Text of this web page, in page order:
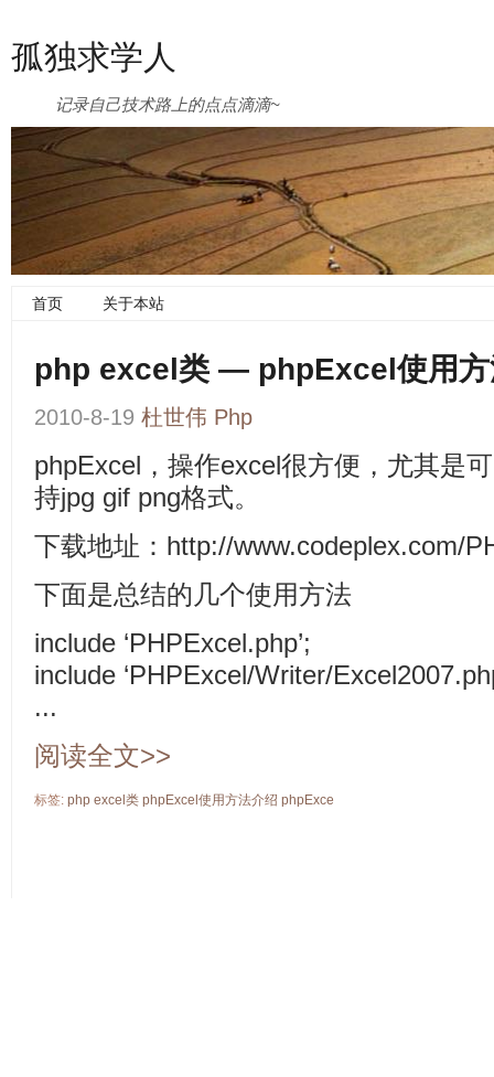
孤独求学人
记录自己技术路上的点点滴滴~
首页 关于本站
php excel类 — phpExcel使用方
2010-8-19 杜世伟 Php
phpExcel，操作excel很方便，尤其是
持jpg gif png格式。
下载地址：http://www.codeplex.com/
下面是总结的几个使用方法
include ‘PHPExcel.php’;
include ‘PHPExcel/Writer/
...
阅读全文>>
标签: php excel类 phpExcel使用方法介绍 phpExce